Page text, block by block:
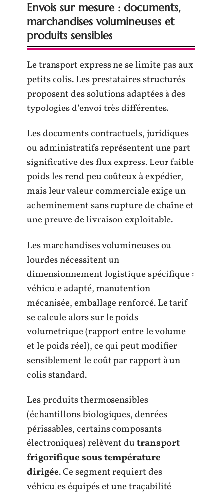
Envois sur mesure : documents,
marchandises volumineuses et
produits sensibles
Le transport express ne se limite pas aux
petits colis. Les prestataires structurés
proposent des solutions adaptées à des
typologies d’envoi très différentes.
Les documents contractuels, juridiques
ou administratifs représentent une part
significative des flux express. Leur faible
poids les rend peu coûteux à expédier,
mais leur valeur commerciale exige un
acheminement sans rupture de chaîne et
une preuve de livraison exploitable.
Les marchandises volumineuses ou
lourdes nécessitent un
dimensionnement logistique spécifique :
véhicule adapté, manutention
mécanisée, emballage renforcé. Le tarif
se calcule alors sur le poids
volumétrique (rapport entre le volume
et le poids réel), ce qui peut modifier
sensiblement le coût par rapport à un
colis standard.
Les produits thermosensibles
(échantillons biologiques, denrées
périssables, certains composants
électroniques) relèvent dutransport
frigorifique sous température
dirigée. Ce segment requiert des
véhicules équipés et une traçabilité